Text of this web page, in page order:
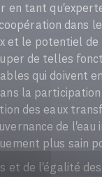
en tant
dans
et le potentiel
de telles
qui doivent
la
des eaux
de
plus sain
de l'égalité